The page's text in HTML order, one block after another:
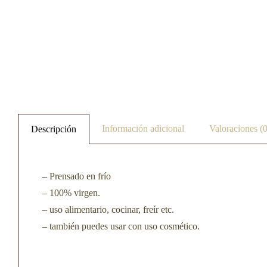
Descripción Información adicional Valoraciones
–Prensado en frío
– 100% virgen.
– uso alimentario, cocinar, freír etc.
– también puedes usar con uso cosmético.